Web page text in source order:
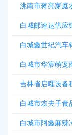
洮南市蒋亮家庭
白城邮速达供应
白城鑫世纪汽车
白城市华宸萌宠
吉林省启曜设备
白城市农夫子食
白城市阿鑫麻辣